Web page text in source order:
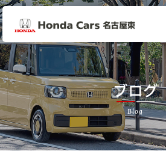
ブログ
Blog